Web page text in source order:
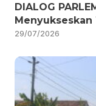
DIALOG
Menyukseskan
29/07/2026